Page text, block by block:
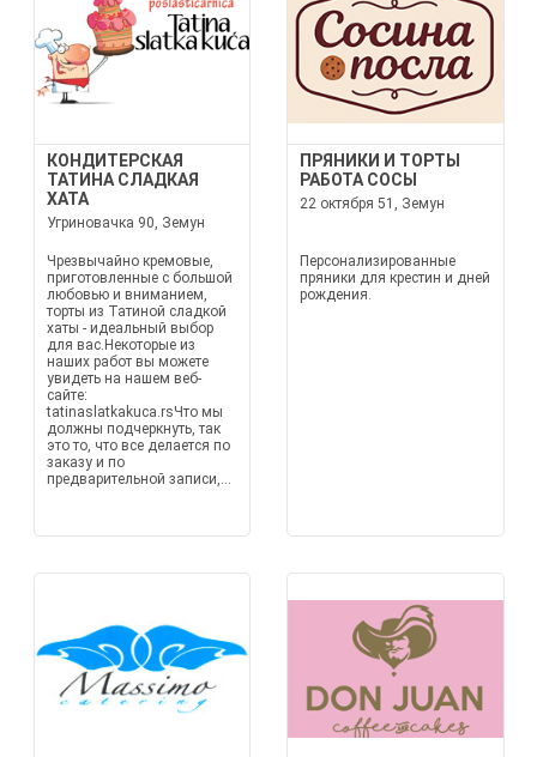
КОНДИТЕРСКАЯ
ТАТИНА СЛАДКАЯ
ХАТА
Угриновачка 90, Земун
Чрезвычайно кремовые,
приготовленные с большой
любовью и вниманием,
торты из Татиной сладкой
хаты - идеальный выбор
для вас.Некоторые из
наших работ вы можете
увидеть на нашем веб-
сайте:
tatinaslatkakuca.rsЧто мы
должны подчеркнуть, так
это то, что все делается по
заказу и по
предварительной записи,...
ПРЯНИКИ И ТОРТЫ
РАБОТА СОСЫ
22 октября 51, Земун
Персонализированные
пряники для крестин и дней
рождения.